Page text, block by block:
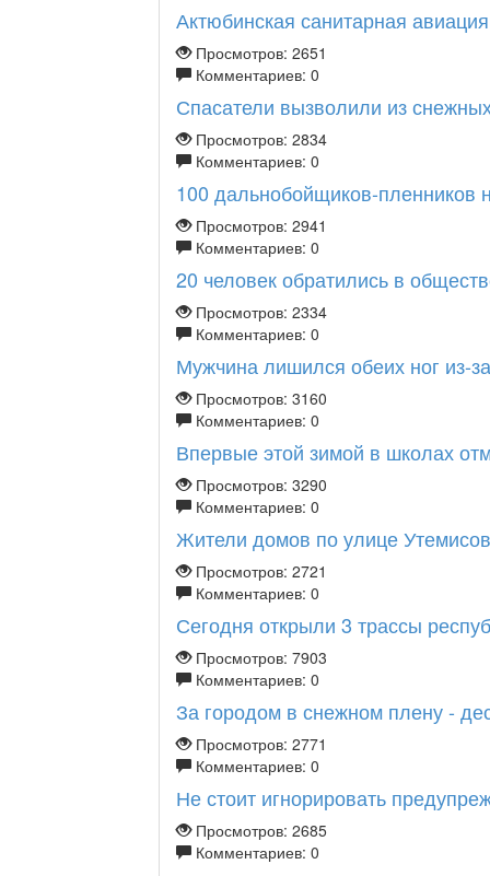
Актюбинская санитарная
Просмотров: 2651
Комментариев: 0
Спасатели вызволили из
Просмотров: 2834
Комментариев: 0
100 дальнобойщиков-пленников
Просмотров: 2941
Комментариев: 0
20 человек обратились в
Просмотров: 2334
Комментариев: 0
Мужчина лишился обеих ног из-
Просмотров: 3160
Комментариев: 0
Впервые этой зимой в школах
Просмотров: 3290
Комментариев: 0
Жители домов по улице
Просмотров: 2721
Комментариев: 0
Сегодня открыли 3 трассы
Просмотров: 7903
Комментариев: 0
За городом в снежном плену -
Просмотров: 2771
Комментариев: 0
Не стоит игнорировать
Просмотров: 2685
Комментариев: 0